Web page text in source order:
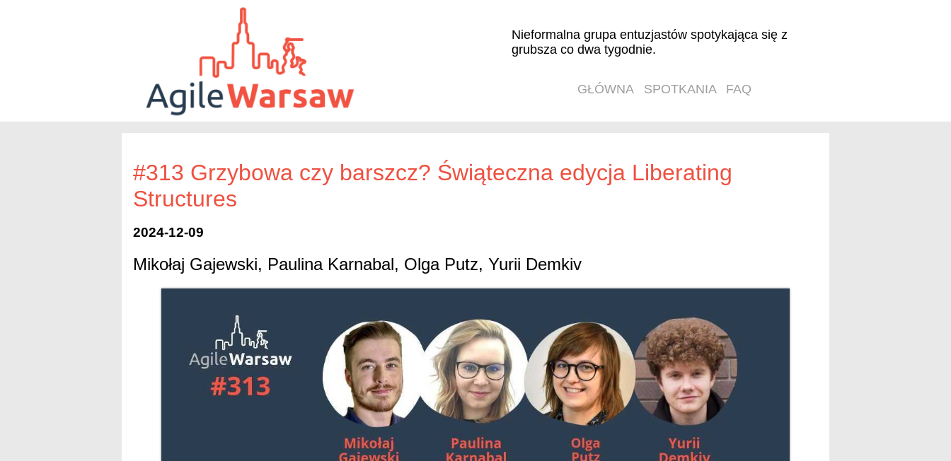
Nieformalna grupa entuzjastów spotykająca się z
grubsza co dwa tygodnie.
GŁÓWNA SPOTKANIA FAQ
#313 Grzybowa czy barszcz? Świąteczna edycja Liberating
Structures
2024-12-09
Mikołaj Gajewski, Paulina Karnabal, Olga Putz, Yurii Demkiv